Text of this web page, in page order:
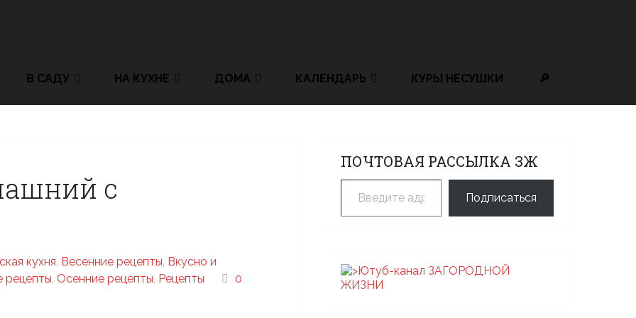
В САДУ НА КУХНЕ ДОМА КАЛЕНДАРЬ КУРЫ НЕСУШКИ 🔎
с
кухня, Весенние рецепты, Вкусно и
рецепты, Осенние рецепты, Рецепты
0
ПОЧТОВАЯ РАССЫЛКА ЗЖ
Введите адрес электронной почты…
Подписаться